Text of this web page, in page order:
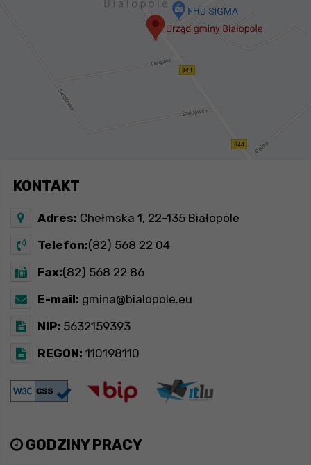
KONTAKT
Adres: Chełmska 1, 22-135 Białopole
Telefon:(82) 568 22 04
Fax:(82) 568 22 86
E-mail: gmina@bialopole.eu
NIP: 5632159393
REGON: 110198110
GODZINY PRACY